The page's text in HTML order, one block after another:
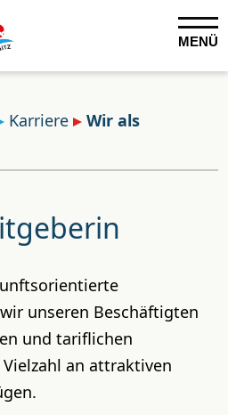
MENÜ
Karriere
Wir als
unseren Beschäftigten
und tariflichen
an attraktiven